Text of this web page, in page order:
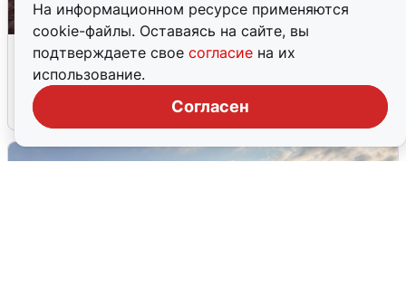
На информационном ресурсе применяются
cookie-файлы. Оставаясь на сайте, вы
подтверждаете свое согласие на их
использование.
Согласен
Опубликована карта отключений
воды в Воронеже
6 августа